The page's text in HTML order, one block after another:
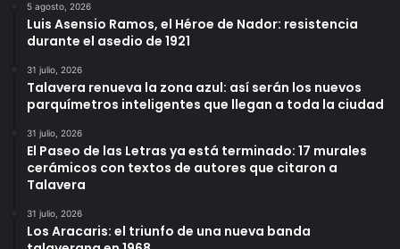
5 agosto, 2026
Luis Asensio Ramos, el Héroe de Nador: resistencia
durante el asedio de 1921
31 julio, 2026
Talavera renueva la zona azul: así serán los nuevos
parquímetros inteligentes que llegan a toda la ciudad
31 julio, 2026
El Paseo de las Letras ya está terminado: 17 murales
cerámicos con textos de autores que citaron a
Talavera
31 julio, 2026
Los Aracaris: el triunfo de una nueva banda